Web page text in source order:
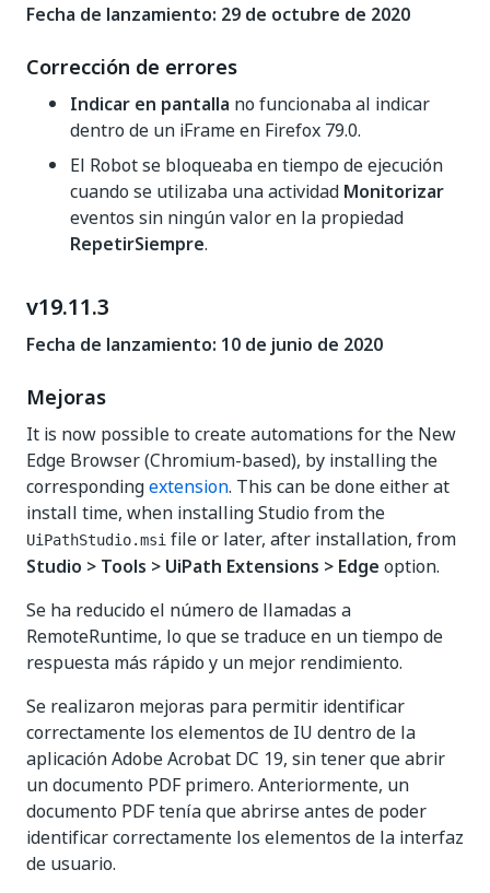
Fecha de lanzamiento: 29 de octubre de 2020
Corrección de errores
Indicar en pantalla no funcionaba al indicar
dentro de un iFrame en Firefox 79.0.
El Robot se bloqueaba en tiempo de ejecución
cuando se utilizaba una actividad Monitorizar
eventos sin ningún valor en la propiedad
RepetirSiempre.
v19.11.3
Fecha de lanzamiento: 10 de junio de 2020
Mejoras
It is now possible to create automations for the New
Edge Browser (Chromium-based), by installing the
correspondingextension. This can be done either at
install time, when installing Studio from the
UiPathStudio.msi file or later, after installation, from
Studio > Tools > UiPath Extensions > Edge option.
Se ha reducido el número de llamadas a
RemoteRuntime, lo que se traduce en un tiempo de
respuesta más rápido y un mejor rendimiento.
Se realizaron mejoras para permitir identificar
correctamente los elementos de IU dentro de la
aplicación Adobe Acrobat DC 19, sin tener que abrir
un documento PDF primero. Anteriormente, un
documento PDF tenía que abrirse antes de poder
identificar correctamente los elementos de la interfaz
de usuario.